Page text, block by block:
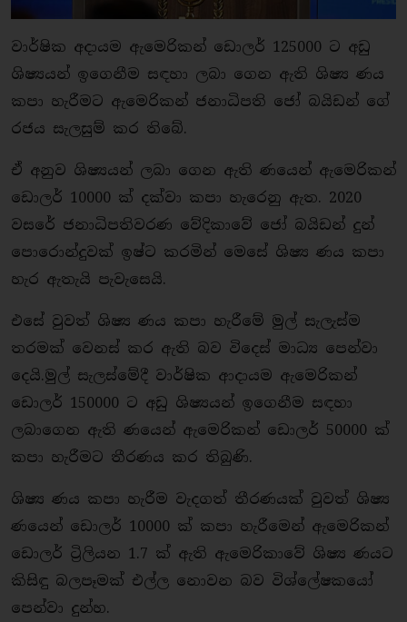
වාර්ෂික අදායම ඇමෙරිකන් ඩොලර් 125000 ට අඩු
ශිෂ්‍යයන් ඉගෙනීම සඳහා ලබා ගෙන ඇති ශිෂ්‍ය ණය
කපා හැරීමට ඇමෙරිකන් ජනාධිපති ජෝ බයිඩන් ගේ
රජය සැලසුම් කර තිබේ.
ඒ අනුව ශිෂ්‍යයන් ලබා ගෙන ඇති ණයෙන් ඇමෙරිකන්
ඩොලර් 10000 ක් දක්වා කපා හැරෙනු ඇත. 2020
වසරේ ජනාධිපතිවරණ වේදිකාවේ ජෝ බයිඩන් දුන්
පොරොන්දුවක් ඉෂ්ට කරමින් මෙසේ ශිෂ්‍ය ණය කපා
හැර ඇතැයි පැවැසෙයි.
එසේ වුවත් ශිෂ්‍ය ණය කපා හැරීමේ මුල් සැලැස්ම
තරමක් වෙනස් කර ඇති බව විදෙස් මාධ්‍ය පෙන්වා
දෙයි.මුල් සැලස්මේදී වාර්ෂික ආදායම ඇමෙරිකන්
ඩොලර් 150000 ට අඩු ශිෂ්‍යයන් ඉගෙනීම සඳහා
ලබාගෙන ඇති ණයෙන් ඇමෙරිකන් ඩොලර් 50000 ක්
කපා හැරීමට තීරණය කර තිබුණි.
ශිෂ්‍ය ණය කපා හැරීම වැදගත් තීරණයක් වුවත් ශිෂ්‍ය
ණයෙන් ඩොලර් 10000 ක් කපා හැරීමෙන් ඇමෙරිකන්
ඩොලර් ට්‍රිලියන 1.7 ක් ඇති ඇමෙරිකාවේ ශිෂ්‍ය ණයට
කිසිඳු බලපෑමක් එල්ල නොවන බව විශ්ලේෂකයෝ
පෙන්වා දුන්හ.